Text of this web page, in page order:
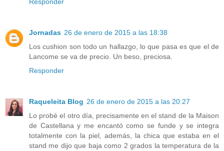
Responder
Jornadas 26 de enero de 2015 a las 18:38
Los cushion son todo un hallazgo, lo que pasa es que el de
Lancome se va de precio. Un beso, preciosa.
Responder
Raqueleita Blog 26 de enero de 2015 a las 20:27
Lo probé el otro día, precisamente en el stand de la Maison
de Castellana y me encantó como se funde y se integra
totalmente con la piel, además, la chica que estaba en el
stand me dijo que baja como 2 grados la temperatura de la